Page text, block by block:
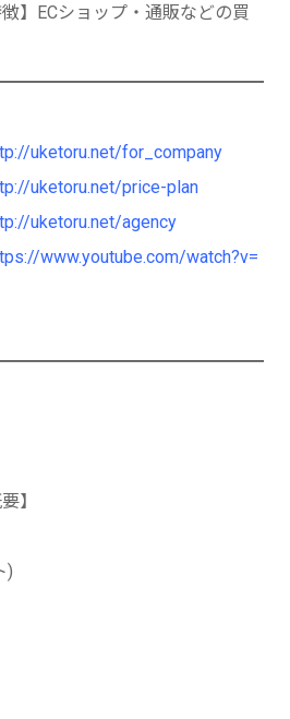
】ECショップ・通販などの買
uketoru.net/for_company
uketoru.net/price-plan
uketoru.net/agency
www.youtube.com/watch?v=
】
)